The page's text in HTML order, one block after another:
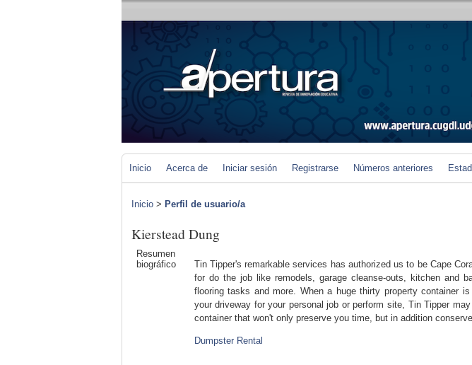
Inicio Acerca de Iniciar sesión Registrarse Números anteriores
Inicio > Perfil de usuario/a
Kierstead Dung
Resumen
biográfico
Tin Tipper's remarkable services has authorized us to be Cape
for do the job like remodels, garage cleanse-outs, kitchen and
flooring tasks and more. When a huge thirty property container
your driveway for your personal job or perform site, Tin Tipper
container that won't only preserve you time, but in addition
Dumpster Rental